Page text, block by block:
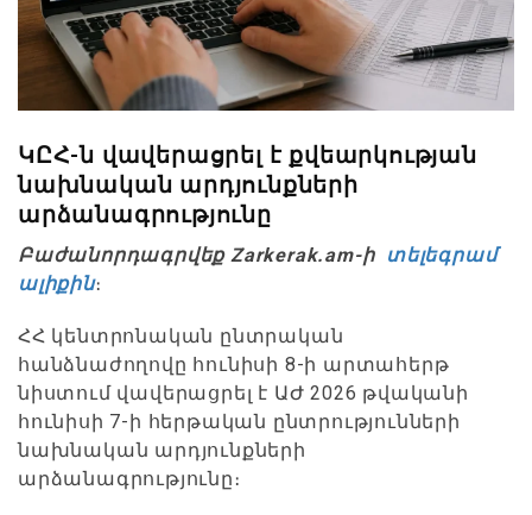
ԿԸՀ-ն վավերացրել է քվեարկության
նախնական արդյունքների
արձանագրությունը
Բաժանորդագրվեք Zarkerak.am-ի տելեգրամ
ալիքին։
ՀՀ կենտրոնական ընտրական
հանձնաժողովը հունիսի 8-ի արտահերթ
նիստում վավերացրել է ԱԺ 2026 թվականի
հունիսի 7-ի հերթական ընտրությունների
նախնական արդյունքների
արձանագրությունը։